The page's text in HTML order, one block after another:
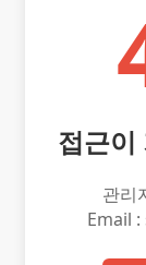
접근이
관리
Email